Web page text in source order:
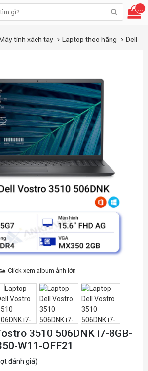
...
tính xách tay Laptop theo hãng Dell
Click xem album ảnh lớn
3510 506DNK i7-8GB-
W11-OFF21
đánh giá)